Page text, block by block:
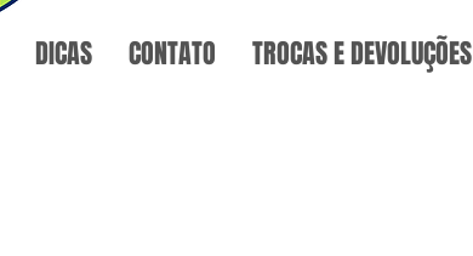
DICAS CONTATO TROCAS E DEVOLUÇÕES